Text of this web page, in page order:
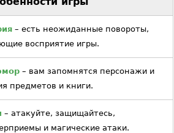
– есть неожиданные повороты,
восприятие игры.
– вам запомнятся персонажи и
предметов и книги.
– атакуйте, защищайтесь,
и магические атаки.